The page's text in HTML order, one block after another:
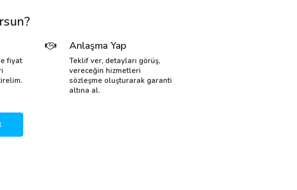
fiyat
Anlaşma Yap
Teklif ver, detayları görüş,
vereceğin hizmetleri
sözleşme oluşturarak garanti
altına al.